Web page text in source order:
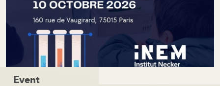
Event